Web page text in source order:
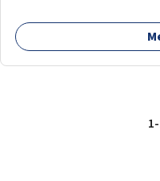
1-